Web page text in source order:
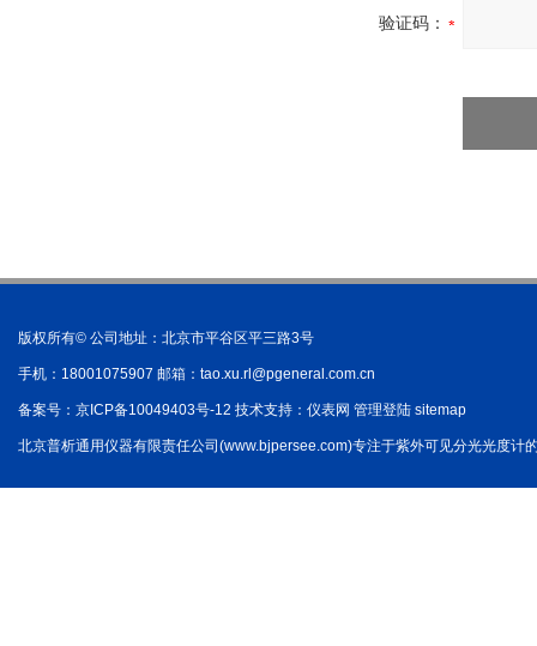
验证码：
版权所有© 公司地址：北京市平谷区平三路3号
手机：18001075907 邮箱： tao.xu.rl@pgeneral.com.cn
备案号： 京ICP备10049403号-12 技术支持： 仪表网 管理登陆 sitemap
北京普析通用仪器有限责任公司(www.bjpersee.com)专注于紫外可见分光光度计